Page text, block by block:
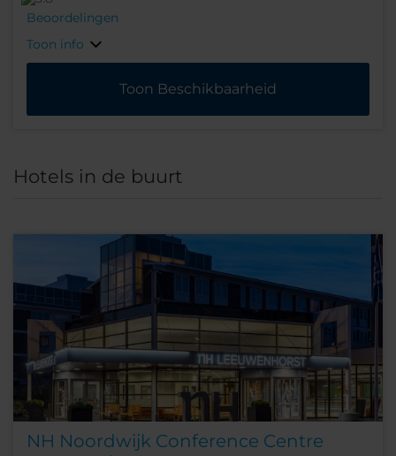
Beoordelingen
Toon info
Toon Beschikbaarheid
Hotels in de buurt
NH Noordwijk Conference Centre